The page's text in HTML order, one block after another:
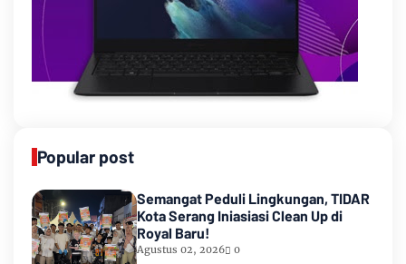
Popular post
Semangat Peduli Lingkungan, TIDAR
Kota Serang Iniasiasi Clean Up di
Royal Baru!
Agustus 02, 2026 0